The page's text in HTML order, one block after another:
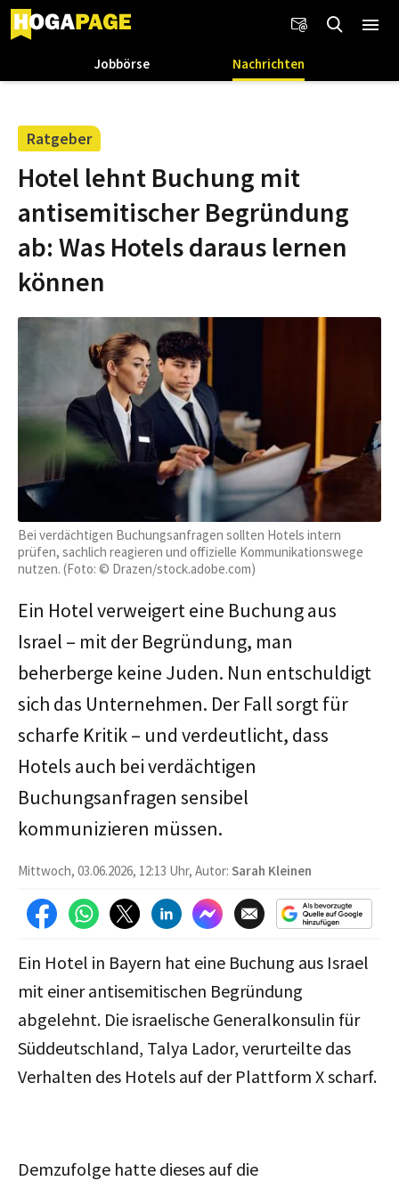
Jobbörse Nachrichten
Ratgeber
Hotel lehnt Buchung mit
antisemitischer Begründung
ab: Was Hotels daraus lernen
können
Bei verdächtigen Buchungsanfragen sollten Hotels intern
prüfen, sachlich reagieren und offizielle Kommunikationswege
nutzen. (Foto: © Drazen/stock.adobe.com)
Ein Hotel verweigert eine Buchung aus
Israel – mit der Begründung, man
beherberge keine Juden. Nun entschuldigt
sich das Unternehmen. Der Fall sorgt für
scharfe Kritik – und verdeutlicht, dass
Hotels auch bei verdächtigen
Buchungsanfragen sensibel
kommunizieren müssen.
Mittwoch, 03.06.2026, 12:13 Uhr, Autor: Sarah Kleinen
Ein Hotel in Bayern hat eine Buchung aus Israel
mit einer antisemitischen Begründung
abgelehnt. Die israelische Generalkonsulin für
Süddeutschland, Talya Lador, verurteilte das
Verhalten des Hotels auf der Plattform X scharf.
Demzufolge hatte dieses auf die